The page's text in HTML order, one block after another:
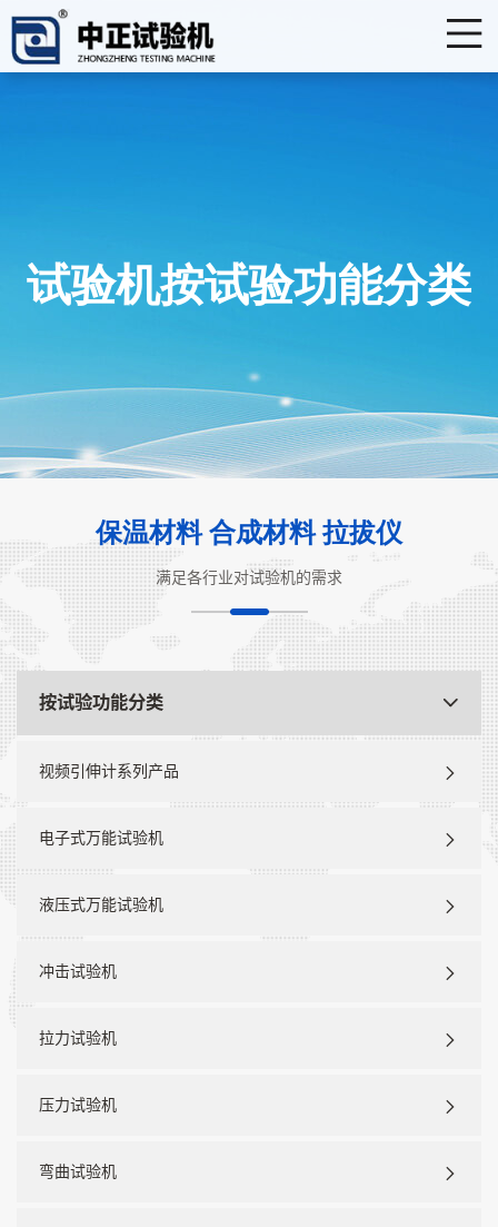
试验机按试验功能分类
保温材料 合成材料 拉拔仪
满足各行业对试验机的需求
按试验功能分类
视频引伸计系列产品
电子式万能试验机
液压式万能试验机
冲击试验机
拉力试验机
压力试验机
弯曲试验机